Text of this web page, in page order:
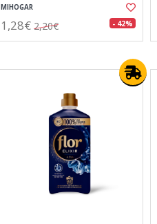
MIHOGAR
1,28€ 2,20€ - 42%